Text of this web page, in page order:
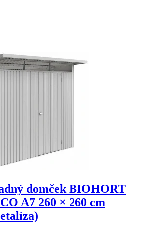
domček BIOHORT
A7 260 × 260 cm